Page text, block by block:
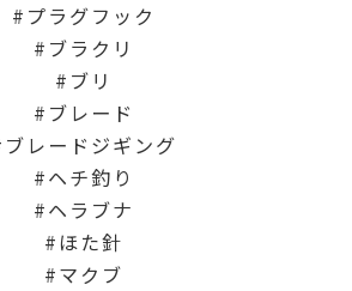
プラグフック
ブラクリ
ブリ
ブレード
ブレードジギング
ヘチ釣り
ヘラブナ
ほた針
マクブ